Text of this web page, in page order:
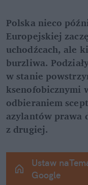
Polska nieco
Europejskiej
uchodźcach, ale
burzliwa.
w stanie
ksenofobicznymi
odbieraniem
azylantów prawa
z drugiej.
Ustaw
Google